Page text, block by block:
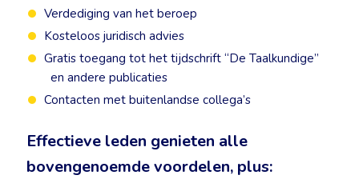
Verdediging van het beroep
Kosteloos juridisch advies
Gratis toegang tot het tijdschrift “De Taalkundige”
en andere publicaties
Contacten met buitenlandse collega’s
Effectieve leden genieten alle
bovengenoemde voordelen, plus: